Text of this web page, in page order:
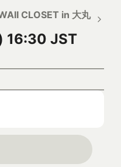
CLOSET in 大丸
16:30 JST